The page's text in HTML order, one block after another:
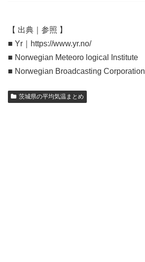
【 出典｜参照 】
■ Yr｜https://www.yr.no/
■ Norwegian Meteoro logical Institute
■ Norwegian Broadcasting Corporation
茨城県の平均気温まとめ